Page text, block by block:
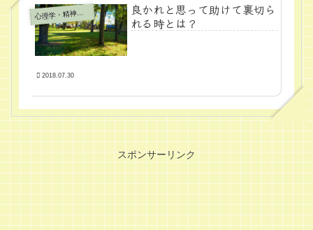
心
理学・精神医学
良かれと思って助けて裏切ら
れる時とは？
2018.07.30
スポンサーリンク